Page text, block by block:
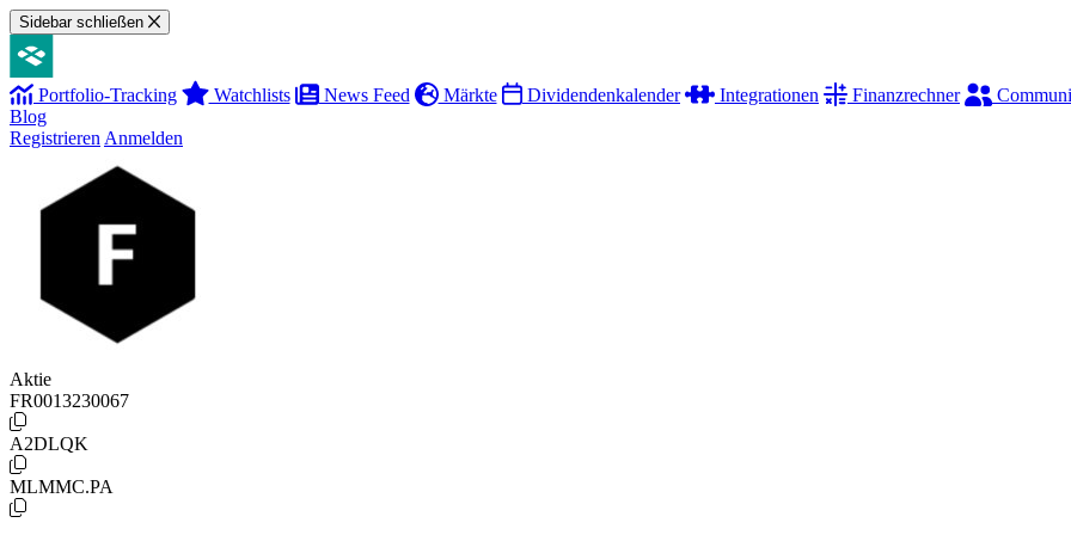
Sidebar schließen
Portfolio-Tracking Watchlists News Feed Märkte Dividendenkalender Integrationen Finanzrechner
Blog
Registrieren Anmelden
Aktie
FR0013230067
A2DLQK
MLMMC.PA